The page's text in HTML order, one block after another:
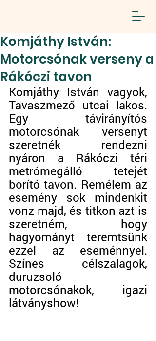
Komjáthy István:
Motorcsónak verseny a
Rákóczi tavon
Komjáthy István vagyok,
Tavaszmező utcai lakos.
Egy távirányítós
motorcsónak versenyt
szeretnék rendezni
nyáron a Rákóczi téri
metrómegálló tetejét
borító tavon. Remélem az
esemény sok mindenkit
vonz majd, és titkon azt is
szeretném, hogy
hagyományt teremtsünk
ezzel az eseménnyel.
Színes célszalagok,
duruzsoló
motorcsónakok, igazi
látványshow!